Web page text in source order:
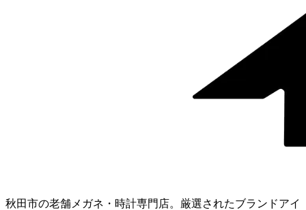
秋田市の老舗メガネ・時計専門店。厳選されたブランドアイ